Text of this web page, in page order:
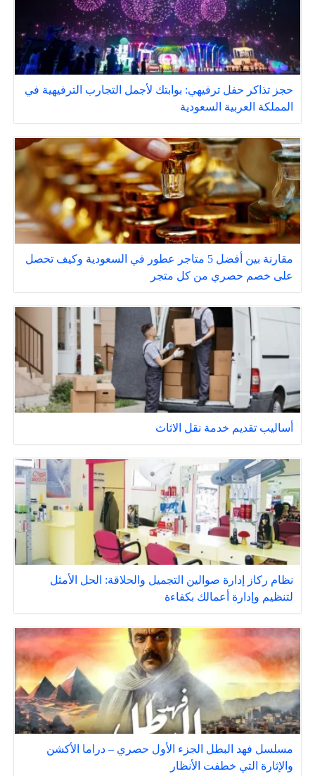
حجز تذاكر حفل ترفيهي: بوابتك لأجمل التجارب الترفيهية في
المملكة العربية السعودية
مقارنة بين أفضل 5 متاجر عطور في السعودية وكيف تحصل
على خصم حصري من كل متجر
أساليب تقديم خدمة نقل الاثاث
نظام ركاز إدارة صوالين التجميل والحلاقة: الحل الأمثل
لتنظيم وإدارة أعمالك بكفاءة
مسلسل فهد البطل الجزء الأول حصري – دراما الأكشن
والإثارة التي خطفت الأنظار